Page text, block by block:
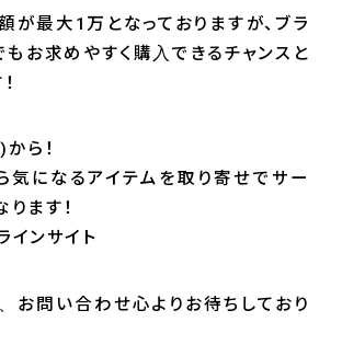
が最大1万となっておりますが、ブラ
もお求めやすく購入できるチャンスと
ら！
気になるアイテムを取り寄せでサー
ます！
インサイト
お問い合わせ心よりお待ちしており